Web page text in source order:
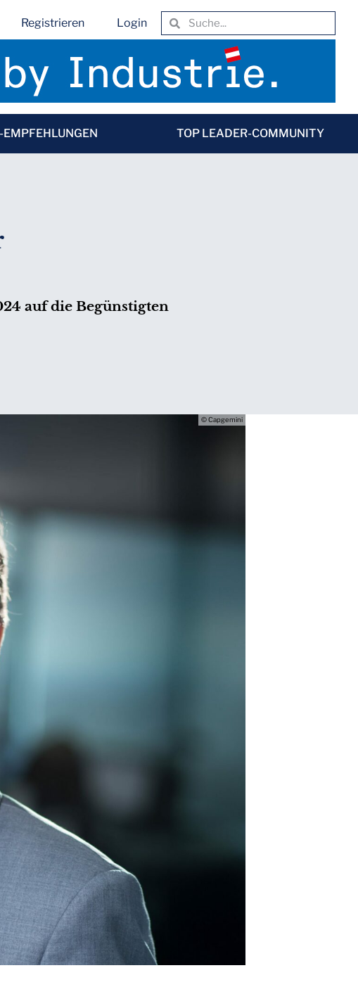
Registrieren Login
TOP LEADER-COMMUNITY
auf die Begünstigten
© Capgemini